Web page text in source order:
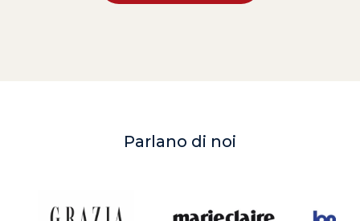
Parlano di noi